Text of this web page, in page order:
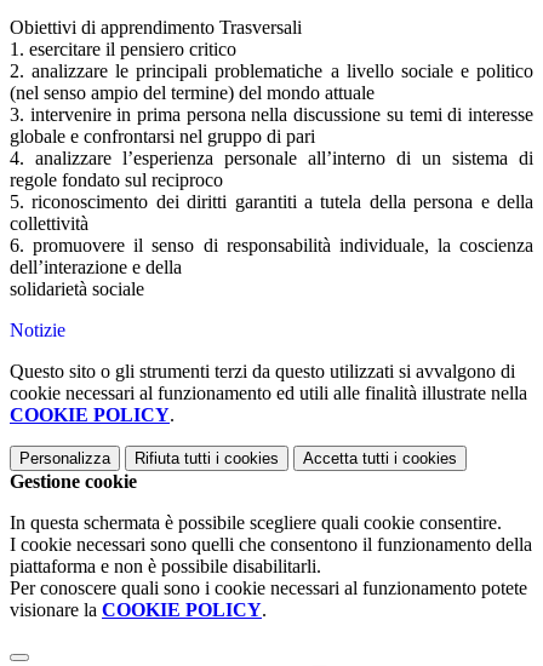
Obiettivi di apprendimento Trasversali
1. esercitare il pensiero critico
2. analizzare le principali problematiche a livello sociale e politico
(nel senso ampio del termine) del mondo attuale
3. intervenire in prima persona nella discussione su temi di interesse
globale e confrontarsi nel gruppo di pari
4. analizzare l’esperienza personale all’interno di un sistema di
regole fondato sul reciproco
5. riconoscimento dei diritti garantiti a tutela della persona e della
collettività
6. promuovere il senso di responsabilità individuale, la coscienza
dell’interazione e della
solidarietà sociale
Notizie
Questo sito o gli strumenti terzi da questo utilizzati si avvalgono di
cookie necessari al funzionamento ed utili alle finalità illustrate nella
COOKIE POLICY.
Personalizza Rifiuta tutti i cookies Accetta tutti i cookies
Gestione cookie
In questa schermata è possibile scegliere quali cookie consentire.
I cookie necessari sono quelli che consentono il funzionamento della
piattaforma e non è possibile disabilitarli.
Per conoscere quali sono i cookie necessari al funzionamento potete
visionare la COOKIE POLICY.